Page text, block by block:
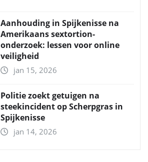
Aanhouding in Spijkenisse na
Amerikaans sextortion-
onderzoek: lessen voor online
veiligheid
jan 15, 2026
Politie zoekt getuigen na
steekincident op Scherpgras in
Spijkenisse
jan 14, 2026